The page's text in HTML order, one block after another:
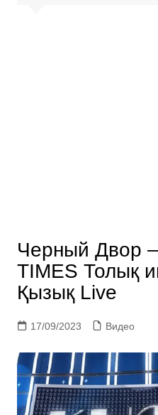
Черный
TIMES Толық
Қызық Live
17/09/2023 Видео